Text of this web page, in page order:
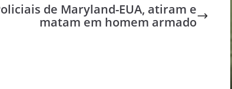
de Maryland-EUA, atiram e
matam em homem armado